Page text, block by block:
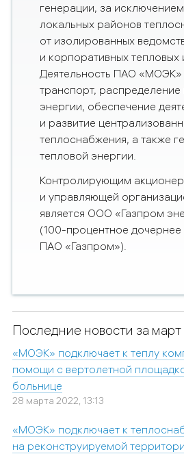
генерации, за
локальных районов
от изолированных
и корпоративных тепловых
Деятельность ПАО «МОЭК»
транспорт, распределение
энергии, обеспечение
и развитие
теплоснабжения, а также
тепловой энергии.
Контролирующим
и управляющей
является ООО «Газпром
(100-процентное
ПАО «Газпром»).
Последние новости за март
«МОЭК» подключает к теплу
помощи с вертолетной
больнице
28 марта 2022, 13:13
«МОЭК» подключает к
на реконструируемой